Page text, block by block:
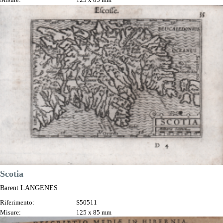
1609
Luogo di Stampa:
Francoforte
Prezzo
180,00 €
Anteprima
DESCRIZIONE
Scotia
Barent LANGENES
Riferimento:
S50511
Misure:
125 x 85 mm